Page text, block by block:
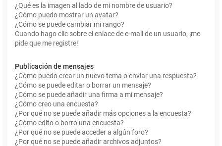
¿Qué es la imagen al lado de mi nombre de usuario?
¿Cómo puedo mostrar un avatar?
¿Cómo se puede cambiar mi rango?
Cuando hago clic sobre el enlace de e-mail de un usuario, ¡me
pide que me registre!
Publicación de mensajes
¿Cómo puedo crear un nuevo tema o enviar una respuesta?
¿Cómo se puede editar o borrar un mensaje?
¿Cómo se puede añadir una firma a mi mensaje?
¿Cómo creo una encuesta?
¿Por qué no se puede añadir más opciones a la encuesta?
¿Cómo edito o borro una encuesta?
¿Por qué no se puede acceder a algún foro?
¿Por qué no se puede añadir archivos adjuntos?